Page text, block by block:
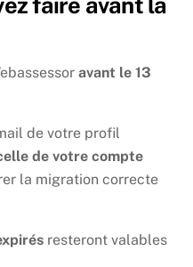
avant le 13
de votre profil
de votre compte
la migration correcte
resteront valables